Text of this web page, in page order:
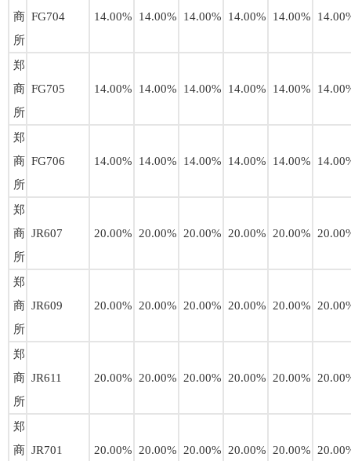
商
所
FG704 14.00% 14.00% 14.00% 14.00% 14.00%
郑
商
所
FG705 14.00% 14.00% 14.00% 14.00% 14.00%
郑
商
所
FG706 14.00% 14.00% 14.00% 14.00% 14.00%
郑
商
所
JR607 20.00% 20.00% 20.00% 20.00% 20.00%
郑
商
所
JR609 20.00% 20.00% 20.00% 20.00% 20.00%
郑
商
所
JR611 20.00% 20.00% 20.00% 20.00% 20.00%
郑
商 JR701 20.00% 20.00% 20.00% 20.00% 20.00%